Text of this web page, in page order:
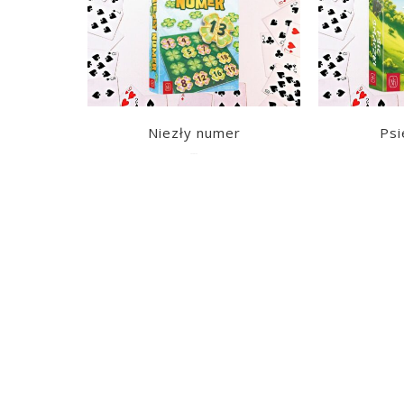
Niezły numer